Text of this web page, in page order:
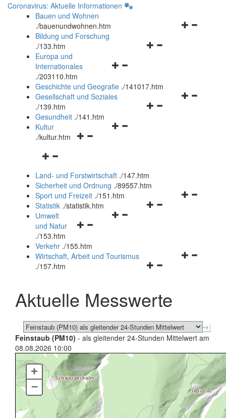
Coronavirus: Aktuelle Informationen
Bauen und Wohnen
./bauenundwohnen.htm
Navigationsmenü
Bildung und Forschung
./133.htm
Navigationsmenü
und
schließen
Europa und
Internationales
./203110.htm
Geschichte und Geografie ./141017.htm
Navigationsmenü
Gesellschaft und Soziales
./139.htm
Navigationsmenü
Gesundheit ./141.htm
Navigationsmenü
Kultur
./kultur.htm
Navigationsmenü
und
schließen
Land- und Forstwirtschaft ./147.htm
Sicherheit und Ordnung ./89557.htm
Navigationsmenü
Sport und Freizeit ./151.htm
Navigationsmenü
Statistik ./statistik.htm
Navigationsmenü
und
schließen
Umwelt
und Natur
./153.htm
Verkehr ./155.htm
Navigationsmenü
schließen
Wirtschaft, Arbeit und Tourismus
./157.htm
Aktuelle Messwerte
Feinstaub (PM10) - als gleitender 24-Stunden Mittelwert am
08.08.2026 10:00
+
–